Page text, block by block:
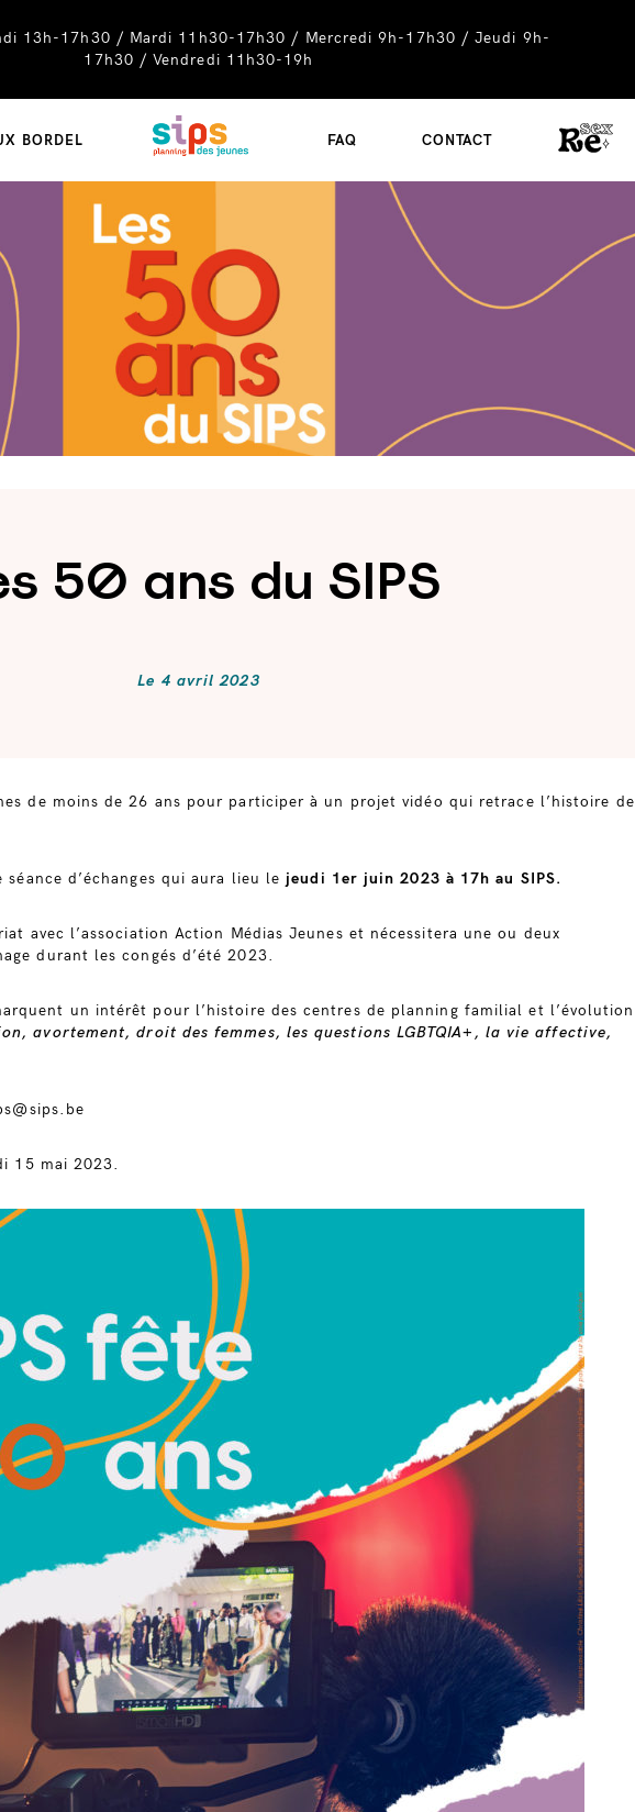
13h-17h30 / Mardi 11h30-17h30 / Mercredi 9h-17h30 / Jeudi 9h-
17h30 / Vendredi 11h30-19h
BORDEL
FAQ
CONTACT
50 ans du SIPS
Le 4 avril 2023
de moins de 26 ans pour participer à un projet vidéo qui retrace l’histoire de
d’échanges qui aura lieu le jeudi 1er juin 2023 à 17h au SIPS.
avec l’association Action Médias Jeunes et nécessitera une ou deux
durant les congés d’été 2023.
un intérêt pour l’histoire des centres de planning familial et l’évolution
on, avortement, droit des femmes, les questions LGBTQIA+, la vie affective,
15 mai 2023.